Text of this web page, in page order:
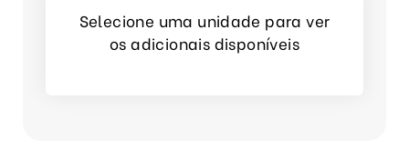
Selecione uma unidade para ver
os adicionais disponíveis